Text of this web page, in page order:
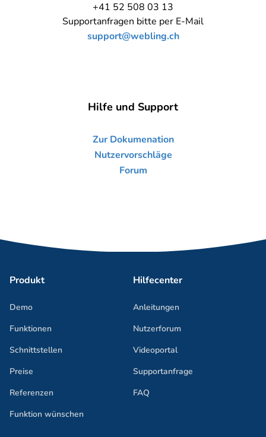
+41 52 508 03 13
Supportanfragen bitte per E-Mail
support@webling.ch
Hilfe und Support
Zur Dokumenation
Nutzervorschläge
Forum
Produkt
Demo
Funktionen
Schnittstellen
Preise
Referenzen
Funktion wünschen
Hilfecenter
Anleitungen
Nutzerforum
Videoportal
Supportanfrage
FAQ